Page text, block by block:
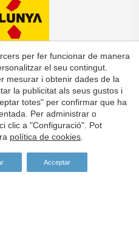
per fer funcionar de manera
el seu contingut.
mesurar i obtenir dades de la
la publicitat als seus gustos i
totes" per confirmar que ha
Per administrar o
clic a "Configuració". Pot
política de cookies.
Acceptar
Acceptar totes